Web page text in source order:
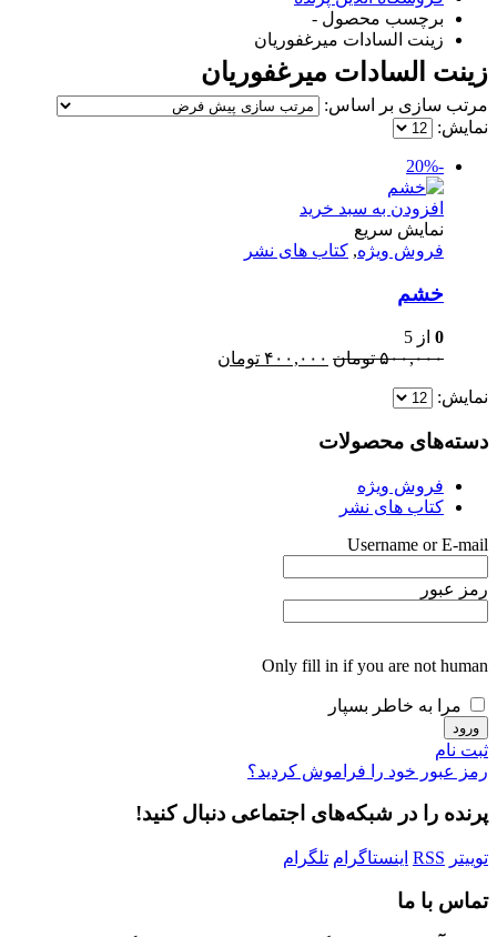
برچسب محصول -
زینت السادات میرغفوریان
زینت السادات میرغفوریان
مرتب سازی بر اساس:
نمایش:
-20%
افزودن به سبد خرید
نمایش سریع
فروش ویژه, کتاب های نشر
خشم
0 از 5
۵۰۰,۰۰۰ تومان قیمت
۴۰۰,۰۰۰ تومان
نمایش:
دسته‌های محصولات
فروش ویژه
کتاب های نشر
Username or E-mail
رمز عبور
Only fill in if you are not human
مرا به خاطر بسپار
ثبت نام
رمز عبور خود را فراموش کردید؟
پرنده را در شبکه‌های اجتماعی دنبال کنید!
توییتر RSS اینستاگرام تلگرام
تماس با ما